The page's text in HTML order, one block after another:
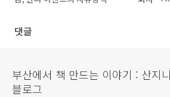
댓글
부산에서 책 만드는 이야기 : 산지
블로그